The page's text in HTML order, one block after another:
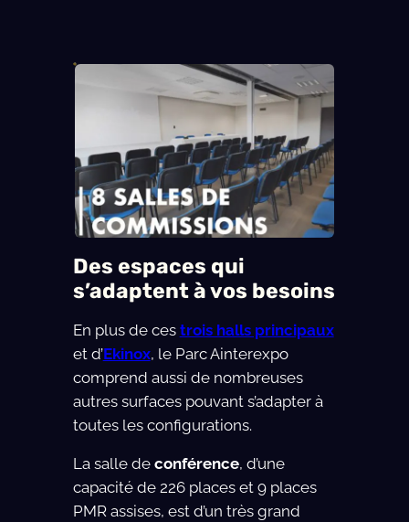
Des espaces qui
s’adaptent à vos besoins
En plus de ces trois halls principaux
et d’Ekinox, le Parc Ainterexpo
comprend aussi de nombreuses
autres surfaces pouvant s’adapter à
toutes les configurations.
La salle de conférence, d’une
capacité de 226 places et 9 places
PMR assises, est d’un très grand